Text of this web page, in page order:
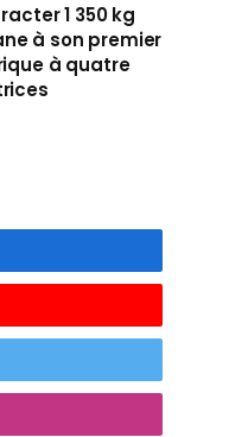
1 350 kg
à son premier
à quatre